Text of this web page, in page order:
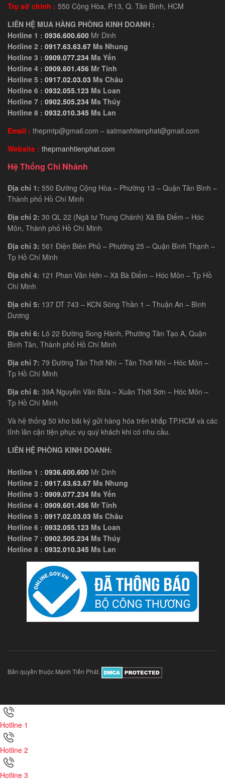
Trụ sở chính : 550 Cộng Hòa, P.13, Q. Tân Bình, HCM
LIÊN HỆ MUA HÀNG PHÒNG KINH DOANH :
Hotline 1 : 0936.600.600 Mr Dinh
Hotline 2 : 0917.63.63.67 Ms Nhung
Hotline 3 : 0909.077.234 Ms Yến
Hotline 4 : 0909.601.456 Mr Tính
Hotline 5 : 0917.02.03.03 Ms Châu
Hotline 6 : 0932.055.123 Ms Loan
Hotline 7 : 0902.505.234 Ms Thúy
Hotline 8 : 0932.010.345 Ms Lan
Email : thepmtp@gmail.com – satmanhtienphat@gmail.com
Website : thepmanhtienphat.com
Hệ Thống Chi Nhánh
Địa chỉ 1: 550 Đường Cộng Hòa – Phường 13 – Quận Tân Bình –
Thành phố Hồ Chí Minh
Địa chỉ 2: 30 QL 22 (Ngã tư Trung Chánh) Xã Bà Điểm – Hóc
Môn, Thành phố Hồ Chí Minh
Địa chỉ 3: 561 Điện Biên Phủ – Phường 25 – Quận Bình Thạnh –
Tp Hồ Chí Minh
Địa chỉ 4: 121 Phan Văn Hớn – Xã Bà Điểm – Hóc Môn – Tp Hồ
Chí Minh
Địa chỉ 5: 137 DT 743 – KCN Sóng Thần 1 – Thuận An – Bình
Dương
Địa chỉ 6: Lô 22 Đường Song Hành, Phường Tân Tạo A, Quận
Bình Tân, Thành phố Hồ Chí Minh
Địa chỉ 7: 79 Đường Tân Thới Nhì – Tân Thới Nhì – Hóc Môn –
Tp Hồ Chí Minh
Địa chỉ 8: 39A Nguyễn Văn Bứa – Xuân Thới Sơn – Hóc Môn –
Tp Hồ Chí Minh
Và hệ thống 50 kho bãi ký gửi hàng hóa trên khắp TP.HCM và các
tỉnh lân cận tiện phục vụ quý khách khi có nhu cầu.
LIÊN HỆ PHÒNG KINH DOANH:
Hotline 1 : 0936.600.600 Mr Dinh
Hotline 2 : 0917.63.63.67 Ms Nhung
Hotline 3 : 0909.077.234 Ms Yến
Hotline 4 : 0909.601.456 Mr Tính
Hotline 5 : 0917.02.03.03 Ms Châu
Hotline 6 : 0932.055.123 Ms Loan
Hotline 7 : 0902.505.234 Ms Thúy
Hotline 8 : 0932.010.345 Ms Lan
Bản quyền thuộc Mạnh Tiến Phát.
Hotline 1
Hotline 2
Hotline 3